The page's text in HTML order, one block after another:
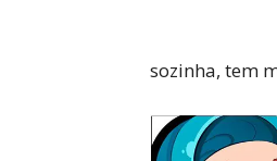
sozinha, tem